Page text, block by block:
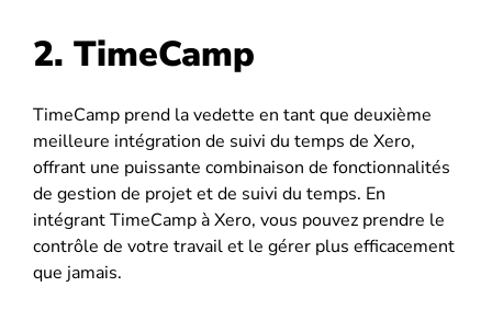
2. TimeCamp
TimeCamp prend la vedette en tant que deuxième
meilleure intégration de suivi du temps de Xero,
offrant une puissante combinaison de fonctionnalités
de gestion de projet et de suivi du temps. En
intégrant TimeCamp à Xero, vous pouvez prendre le
contrôle de votre travail et le gérer plus efficacement
que jamais.